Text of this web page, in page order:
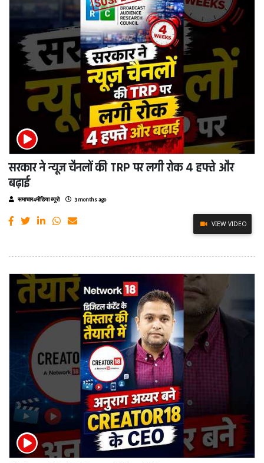
सरकार ने न्यूज चैनलों की TRP पर लगी रोक 4 हफ्ते और
बढ़ाई
समाचार4मीडिया ब्यूरो 3 months ago
VIEW VIDEO